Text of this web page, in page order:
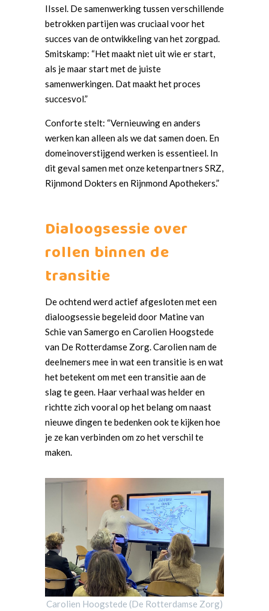
IIssel. De samenwerking tussen verschillende
betrokken partijen was cruciaal voor het
succes van de ontwikkeling van het zorgpad.
Smitskamp: “Het maakt niet uit wie er start,
als je maar start met de juiste
samenwerkingen. Dat maakt het proces
succesvol.”
Conforte stelt: “Vernieuwing en anders
werken kan alleen als we dat samen doen. En
domeinoverstijgend werken is essentieel. In
dit geval samen met onze ketenpartners SRZ,
Rijnmond Dokters en Rijnmond Apothekers.”
Dialoogsessie over
rollen binnen de
transitie
De ochtend werd actief afgesloten met een
dialoogsessie begeleid door Matine van
Schie van Samergo en Carolien Hoogstede
van De Rotterdamse Zorg. Carolien nam de
deelnemers mee in wat een transitie is en wat
het betekent om met een transitie aan de
slag te geen. Haar verhaal was helder en
richtte zich vooral op het belang om naast
nieuwe dingen te bedenken ook te kijken hoe
je ze kan verbinden om zo het verschil te
maken.
Carolien Hoogstede (De Rotterdamse Zorg)